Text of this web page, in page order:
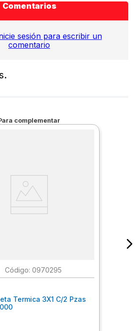
Comentarios
sesión para escribir un
comentario
complementar
: 0970295
Termica 3X1 C/2 Pzas